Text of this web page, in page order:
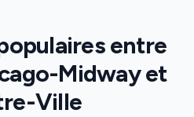
entre
Midway et
Ville